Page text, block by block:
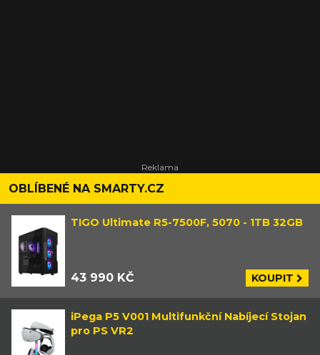
OBLÍBENÉ NA SMARTY.CZ
TIGO Ultimate R5-7500F, 5070 - 1TB 32GB
43 990 KČ KOUPIT
iPega P5 V001 Multifunkční Nabíjecí Stojan
pro PS VR2